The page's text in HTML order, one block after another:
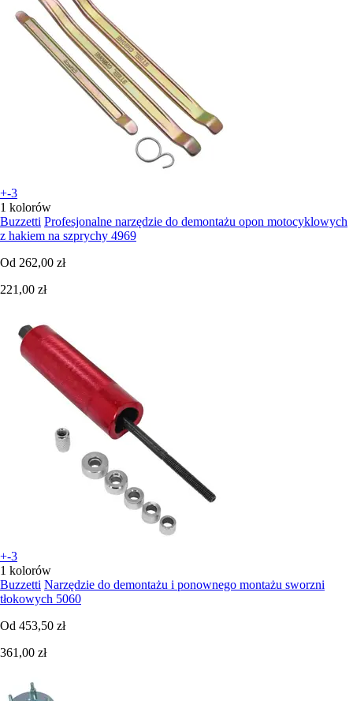
+-3
1 kolorów
Buzzetti Profesjonalne narzędzie do demontażu opon motocyklowych
z hakiem na szprychy 4969
Od 262,00 zł
221,00 zł
+-3
1 kolorów
Buzzetti Narzędzie do demontażu i ponownego montażu sworzni
tłokowych 5060
Od 453,50 zł
361,00 zł